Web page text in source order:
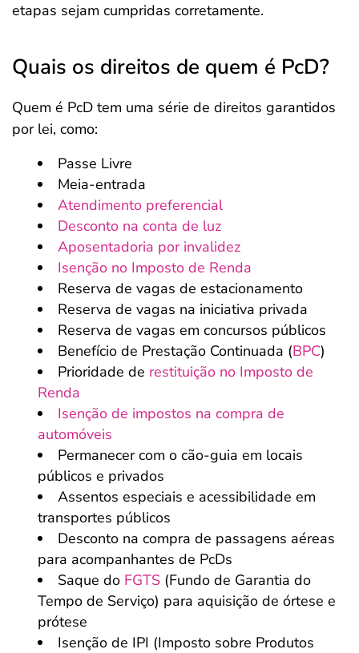
etapas sejam cumpridas corretamente.
Quais os direitos de quem é PcD?
Quem é PcD tem uma série de direitos garantidos
por lei, como:
Passe Livre
Meia-entrada
Atendimento preferencial
Desconto na conta de luz
Aposentadoria por invalidez
Isenção no Imposto de Renda
Reserva de vagas de estacionamento
Reserva de vagas na iniciativa privada
Reserva de vagas em concursos públicos
Benefício de Prestação Continuada (BPC)
Prioridade de restituição no Imposto de
Renda
Isenção de impostos na compra de
automóveis
Permanecer com o cão-guia em locais
públicos e privados
Assentos especiais e acessibilidade em
transportes públicos
Desconto na compra de passagens aéreas
para acompanhantes de PcDs
Saque do FGTS (Fundo de Garantia do
Tempo de Serviço) para aquisição de órtese e
prótese
Isenção de IPI (Imposto sobre Produtos